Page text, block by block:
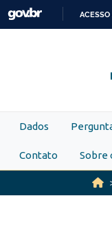
Skip to main content
Dados
Contato Sobre